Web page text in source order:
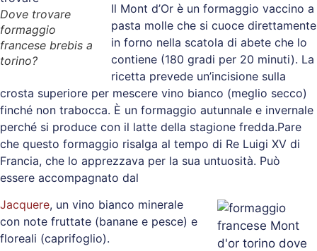
Dove trovare
formaggio
francese brebis a
torino?
Il Mont d’Or è un formaggio vaccino a
pasta molle che si cuoce direttamente
in forno nella scatola di abete che lo
contiene (180 gradi per 20 minuti). La
ricetta prevede un’incisione sulla
crosta superiore per mescere vino bianco (meglio secco)
finché non trabocca. È un formaggio autunnale e invernale
perché si produce con il latte della stagione fredda.Pare
che questo formaggio risalga al tempo di Re Luigi XV di
Francia, che lo apprezzava per la sua untuosità. Può
essere accompagnato dal
Jacquere, un vino bianco minerale
con note fruttate (banane e pesce) e
floreali (caprifoglio).